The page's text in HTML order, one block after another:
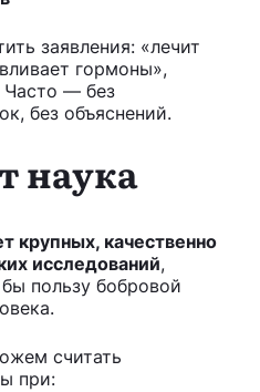
заявления: «лечит
гормоны»,
Часто — без
без объяснений.
наука
крупных, качественно
исследований,
пользу бобровой
считать
при: